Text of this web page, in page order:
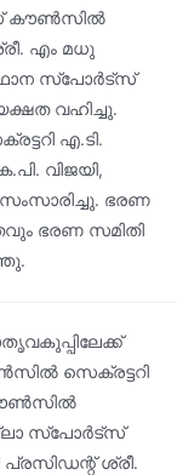
കൗൺസിൽ
എം മധു
സ്പോർട്സ്
വഹിച്ചു.
എ.ടി.
വിജയി,
ഭരണ
ഭരണ സമിതി
സെക്രട്ടറി
സ്പോർട്സ്
ശ്രീ.